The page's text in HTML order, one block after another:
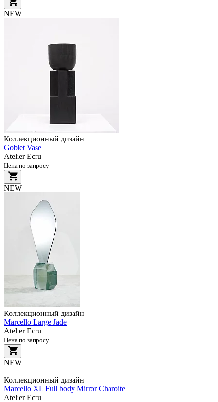
NEW
Коллекционный дизайн
Goblet Vase
Atelier Ecru
Цена по запросу
NEW
Коллекционный дизайн
Marcello Large Jade
Atelier Ecru
Цена по запросу
NEW
Коллекционный дизайн
Marcello XL Full body Mirror Charoite
Atelier Ecru